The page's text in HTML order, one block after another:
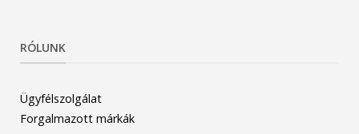
RÓLUNK
Ügyfélszolgálat
Forgalmazott márkák